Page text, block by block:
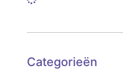
Categorieën